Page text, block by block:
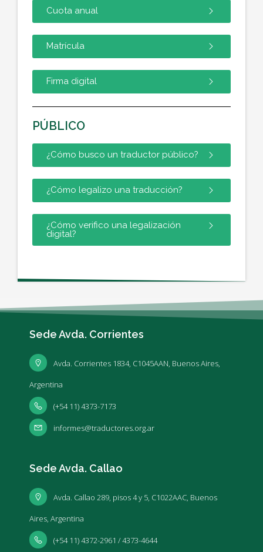
Cuota anual
Matrícula
Firma digital
PÚBLICO
¿Cómo busco un traductor público?
¿Cómo legalizo una traducción?
¿Cómo verifico una legalización
digital?
Sede Avda. Corrientes
Avda. Corrientes 1834, C1045AAN, Buenos Aires,
Argentina
(+54 11) 4373-7173
informes@traductores.org.ar
Sede Avda. Callao
Avda. Callao 289, pisos 4 y 5, C1022AAC, Buenos
Aires, Argentina
(+54 11) 4372-2961 / 4373-4644